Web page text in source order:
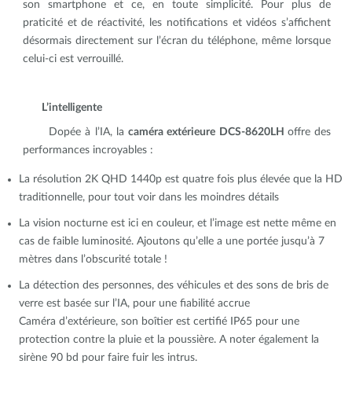
son smartphone et ce, en toute simplicité. Pour plus de
praticité et de réactivité, les notifications et vidéos s’affichent
désormais directement sur l’écran du téléphone, même lorsque
celui-ci est verrouillé.
L’intelligente
Dopée à l’IA, lacaméra extérieure DCS-8620LH offre des
performances incroyables :
La résolution 2K QHD 1440p est quatre fois plus élevée que la HD
traditionnelle, pour tout voir dans les moindres détails
La vision nocturne est ici en couleur, et l’image est nette même en
cas de faible luminosité. Ajoutons qu’elle a une portée jusqu’à 7
mètres dans l’obscurité totale !
La détection des personnes, des véhicules et des sons de bris de
verre est basée sur l’IA, pour une fiabilité accrue
Caméra d’extérieure, son boîtier est certifié IP65 pour une
protection contre la pluie et la poussière. A noter également la
sirène 90 bd pour faire fuir les intrus.